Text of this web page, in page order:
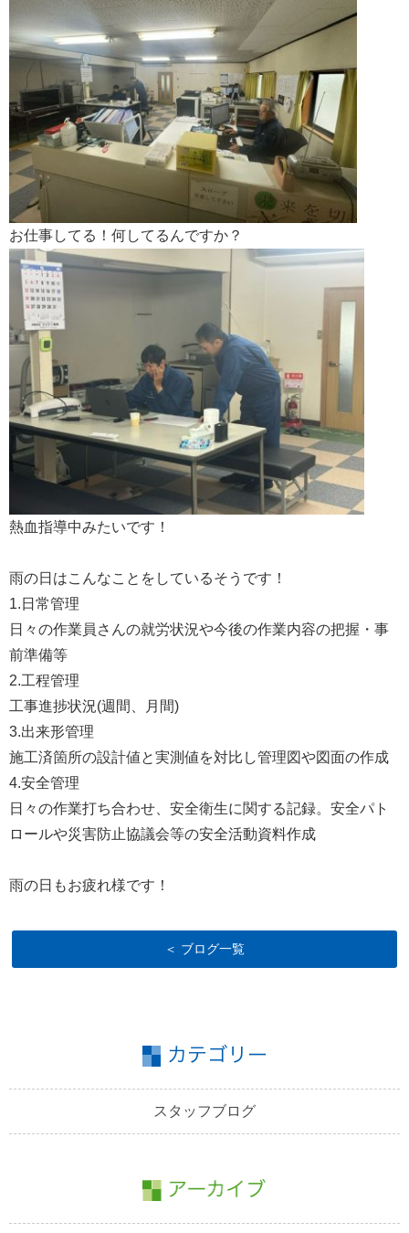
お仕事してる！何してるんですか？
熱血指導中みたいです！
雨の日はこんなことをしているそうです！
1.日常管理
日々の作業員さんの就労状況や今後の作業内容の把握・事
前準備等
2.工程管理
工事進捗状況(週間、月間)
3.出来形管理
施工済箇所の設計値と実測値を対比し管理図や図面の作成
4.安全管理
日々の作業打ち合わせ、安全衛生に関する記録。安全パト
ロールや災害防止協議会等の安全活動資料作成
雨の日もお疲れ様です！
＜ ブログ一覧
スタッフブログ